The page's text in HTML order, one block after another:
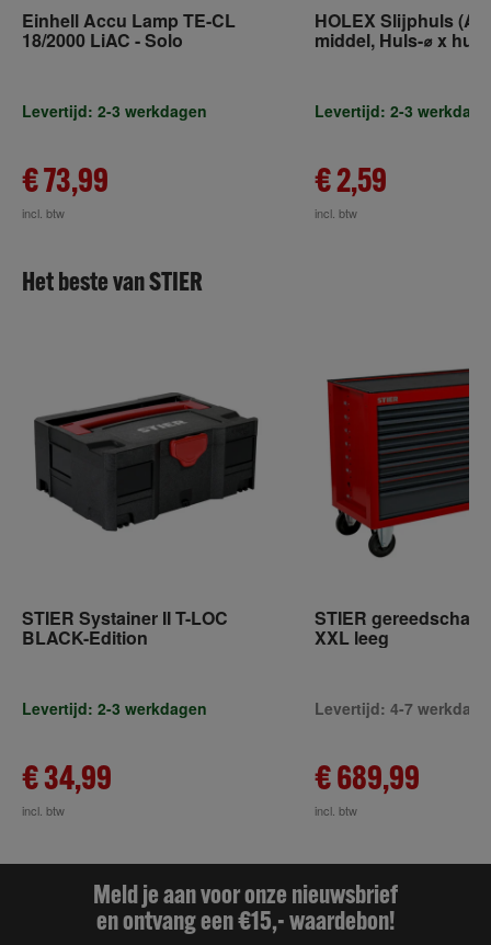
Einhell Accu Lamp TE-CL
18/2000 LiAC - Solo
Levertijd: 2-3 werkdagen
€ 73,99
incl. btw
HOLEX Slijphuls (A)
middel, Huls-⌀ x
30X30mm
Levertijd: 2-3
€ 2,59
incl. btw
Het beste van STIER
STIER Systainer II T-LOC
BLACK-Edition
Levertijd: 2-3 werkdagen
€ 34,99
incl. btw
STIER
XXL leeg
Levertijd: 4-7
€ 689,99
incl. btw
Meld je aan voor onze nieuwsbrief
en ontvang een €15,- waardebon!